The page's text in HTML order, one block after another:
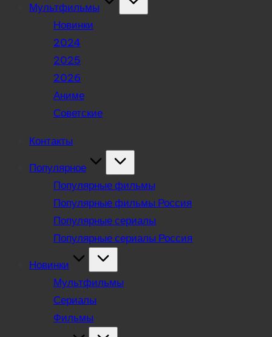
Мультфильмы
Новинки
2024
2025
2026
Аниме
Советские
Контакты
Популярное
Популярные фильмы
Популярные фильмы Россия
Популярные сериалы
Популярные сериалы Россия
Новинки
Мультфильмы
Сериалы
Фильмы